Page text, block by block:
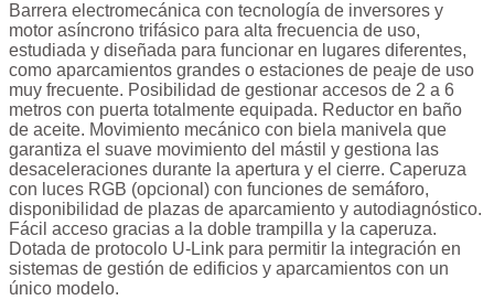
Barrera electromecánica con tecnología de inversores y
motor asíncrono trifásico para alta frecuencia de uso,
estudiada y diseñada para funcionar en lugares diferentes,
como aparcamientos grandes o estaciones de peaje de uso
muy frecuente. Posibilidad de gestionar accesos de 2 a 6
metros con puerta totalmente equipada. Reductor en baño
de aceite. Movimiento mecánico con biela manivela que
garantiza el suave movimiento del mástil y gestiona las
desaceleraciones durante la apertura y el cierre. Caperuza
con luces RGB (opcional) con funciones de semáforo,
disponibilidad de plazas de aparcamiento y autodiagnóstico.
Fácil acceso gracias a la doble trampilla y la caperuza.
Dotada de protocolo U-Link para permitir la integración en
sistemas de gestión de edificios y aparcamientos con un
único modelo.